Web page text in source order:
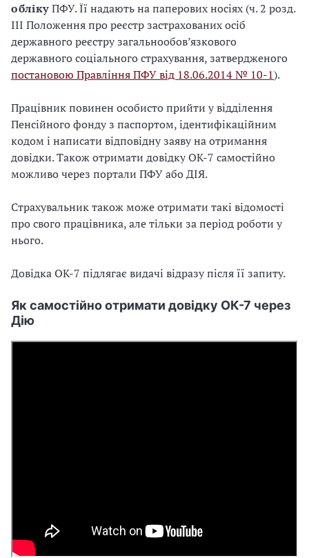
облікуПФУ. Її надають на паперових носіях (ч. 2 розд.
III Положення про реєстр застрахованих осіб
державного реєстру загальнообов’язкового
державного соціального страхування, затвердженого
постановою Правління ПФУ від 18.06.2014 № 10-1).
Працівник повинен особисто прийти у відділення
Пенсійного фонду з паспортом, ідентифікаційним
кодом і написати відповідну заяву на отримання
довідки. Також отримати довідку ОК-7 самостійно
можливо через портали ПФУ або ДІЯ.
Страхувальник також може отримати такі відомості
про свого працівника, але тільки за період роботи у
нього.
Довідка ОК-7 підлягає видачі відразу після її запиту.
Як самостійно отримати довідку ОК-7 через
Дію